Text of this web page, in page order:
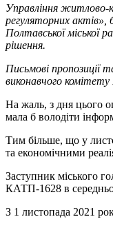
Управління житлово-
регуляторних актів»,
Полтавської міської
рішення.
Письмові пропозиції
виконавчого
На жаль, з дня цього
мала б володіти
Тим більше, що у
та економічними
Заступник міського
КАТП-1628 в
З 1 листопада 2021